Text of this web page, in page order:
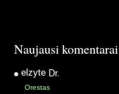
Naujausi komentarai
elzyte Dr.
Orestas